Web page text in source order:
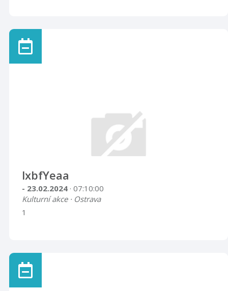
lxbfYeaa
- 23.02.2024 · 07:10:00
Kulturní akce · Ostrava
1